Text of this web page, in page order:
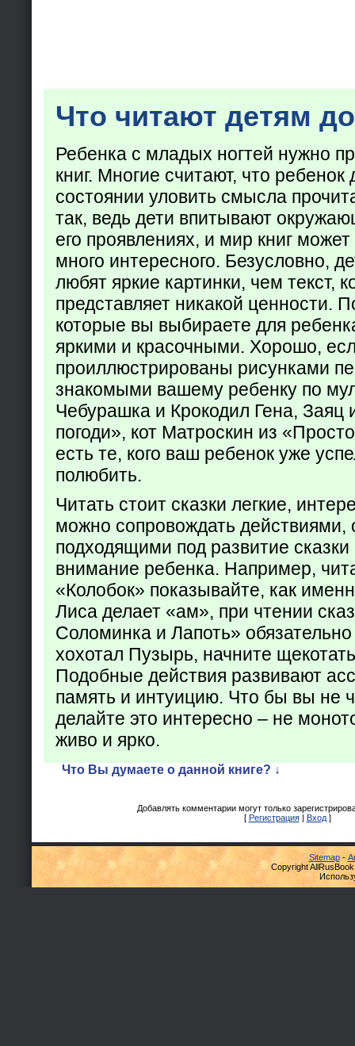
Что читают детям
Ребенка с младых ногтей нужно
книг. Многие считают, что ребенок
состоянии уловить смысла
так, ведь дети впитывают
его проявлениях, и мир книг
много интересного. Безусловно,
любят яркие картинки, чем текст,
представляет никакой ценности.
которые вы выбираете для
яркими и красочными. Хорошо,
проиллюстрированы рисунками
знакомыми вашему ребенку по
Чебурашка и Крокодил Гена, Заяц
погоди», кот Матроскин из
есть те, кого ваш ребенок уже
полюбить.
Читать стоит сказки легкие,
можно сопровождать действиями,
подходящими под развитие
внимание ребенка. Например,
«Колобок» показывайте, как
Лиса делает «ам», при чтении
Соломинка и Лапоть»
хохотал Пузырь, начните
Подобные действия развивают
память и интуицию. Что бы вы не
делайте это интересно – не
живо и ярко.
Что Вы думаете о данной книге? ↓
Добавлять комментарии могут только
[ Регистрация| Вход]
Sitemap-
Copyright